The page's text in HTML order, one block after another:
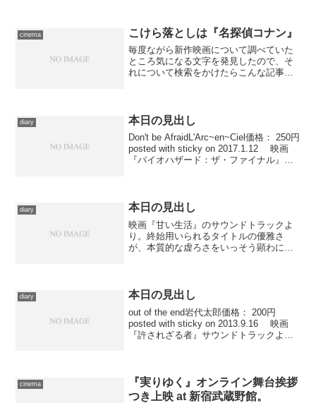
cinema こけら落としは『名探偵コナン』
毎度ながら新作映画について調べていた
ところ気になる文字を発見したので、そ
れについて検索をかけたらこんな記事が
ほど上映し...
diary 本日の見出し
Don't be AfraidL'Arc~en~Ciel価格： 250円
posted with sticky on 2017.1.12 映画
『バイオハザード：ザ・ファイナル』日
diary 本日の見出し
映画『甘い生活』のサウンドトラックよ
り。終始用いられるタイトルの優雅さ
が、本質的な虚ろさをいっそう顕わにし
diary 本日の見出し
out of the end岩代太郎価格： 200円
posted with sticky on 2013.9.16 映画
『許されざる者』サウンドトラックよ
cinema
『実りゆく』オンライン舞台挨拶
つき上映 at 新宿武蔵野館。